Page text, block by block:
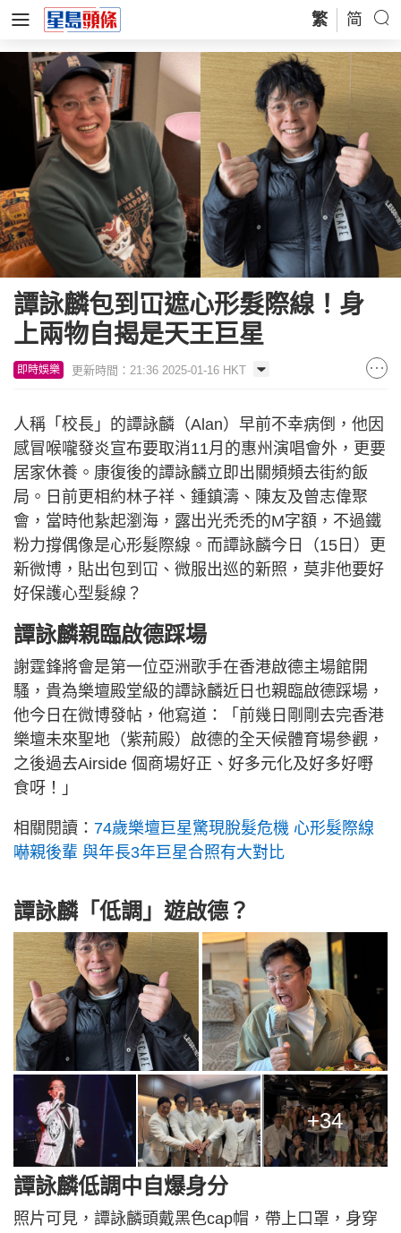
繁 简
譚詠麟包到冚遮心形髮際線！身
上兩物自揭是天王巨星
即時娛樂 更新時間：21:36 2025-01-16 HKT
人稱「校長」的譚詠麟（Alan）早前不幸病倒，他因
感冒喉嚨發炎宣布要取消11月的惠州演唱會外，更要
居家休養。康復後的譚詠麟立即出關頻頻去街約飯
局。日前更相約林子祥、鍾鎮濤、陳友及曾志偉聚
會，當時他紥起瀏海，露出光禿禿的M字額，不過鐵
粉力撐偶像是心形髮際線。而譚詠麟今日（15日）更
新微博，貼出包到冚、微服出巡的新照，莫非他要好
好保護心型髮線？
譚詠麟親臨啟德踩場
謝霆鋒將會是第一位亞洲歌手在香港啟德主場館開
騷，貴為樂壇殿堂級的譚詠麟近日也親臨啟德踩場，
他今日在微博發帖，他寫道：「前幾日剛剛去完香港
樂壇未來聖地（紫荊殿）啟德的全天候體育場參觀，
之後過去Airside 個商場好正、好多元化及好多好嘢
食呀！」
相關閱讀： 74歲樂壇巨星驚現脫髮危機 心形髮際線
嚇親後輩 與年長3年巨星合照有大對比
譚詠麟「低調」遊啟德？
+34
譚詠麟低調中自爆身分
照片可見，譚詠麟頭戴黑色cap帽，帶上口罩，身穿